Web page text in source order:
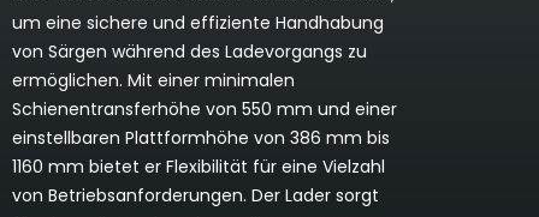
um eine sichere und effiziente Handhabung
von Särgen während des Ladevorgangs zu
ermöglichen. Mit einer minimalen
Schienentransferhöhe von 550 mm und einer
einstellbaren Plattformhöhe von 386 mm bis
1160 mm bietet er Flexibilität für eine Vielzahl
von Betriebsanforderungen. Der Lader sorgt